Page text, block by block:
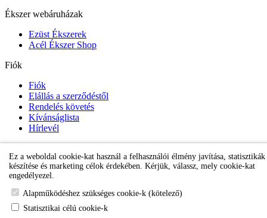
Ékszer webáruházak
Ezüst Ékszerek
Acél Ékszer Shop
Fiók
Fiók
Elállás a szerződéstől
Rendelés követés
Kívánságlista
Hírlevél
Gyermek Ékszer Shop
Ez a weboldal cookie-kat használ a felhasználói élmény javítása, statisztikák
készítése és marketing célok érdekében. Kérjük, válassz, mely cookie-kat
engedélyezel.
Alapműködéshez szükséges cookie-k (kötelező)
Statisztikai célú cookie-k